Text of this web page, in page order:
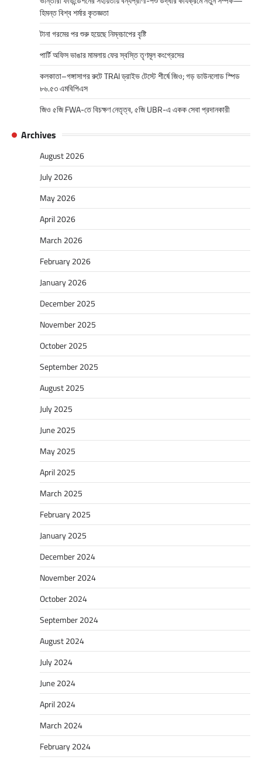
হিমন্ত বিশ্ব শর্মার কৃতজ্ঞতা
টানা গরমের পর শুরু হয়েছে নিম্নচাপের বৃষ্টি
পার্টি অফিস ভাঙার মামলায় ফের স্বস্তি তৃণমূল কংগ্রেসের
কলকাতা–গঙ্গাসাগর রুটে TRAI ড্রাইভ টেস্টে শীর্ষে জিও; গড় ডাউনলোড স্পিড
৮৬.৫৩ এমবিপিএস
জিও ৫জি FWA-তে বিচক্ষণ নেতৃত্ব, ৫জি UBR-এ একক সেবা প্রদানকারী
Archives
August 2026
July 2026
May 2026
April 2026
March 2026
February 2026
January 2026
December 2025
November 2025
October 2025
September 2025
August 2025
July 2025
June 2025
May 2025
April 2025
March 2025
February 2025
January 2025
December 2024
November 2024
October 2024
September 2024
August 2024
July 2024
June 2024
April 2024
March 2024
February 2024